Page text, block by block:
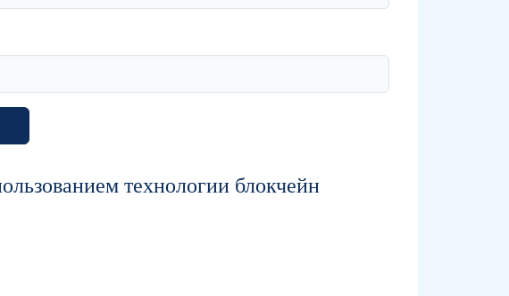
технологии блокчейн